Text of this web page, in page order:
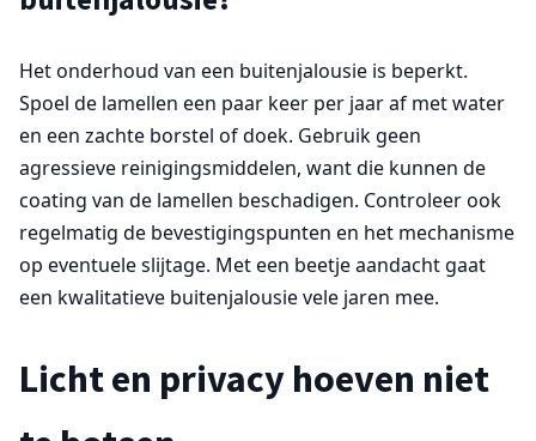
Het onderhoud van een buitenjalousie is beperkt.
Spoel de lamellen een paar keer per jaar af met water
en een zachte borstel of doek. Gebruik geen
agressieve reinigingsmiddelen, want die kunnen de
coating van de lamellen beschadigen. Controleer ook
regelmatig de bevestigingspunten en het mechanisme
op eventuele slijtage. Met een beetje aandacht gaat
een kwalitatieve buitenjalousie vele jaren mee.
Licht en privacy hoeven niet